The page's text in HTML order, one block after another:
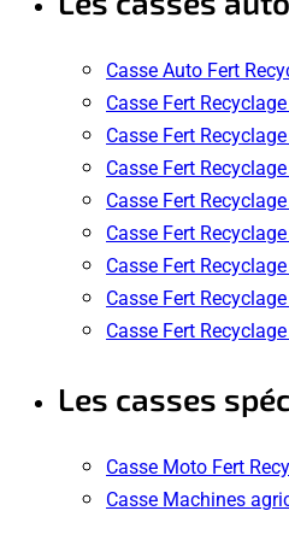
Casse Auto Fert
Casse Fert
Casse Fert
Casse Fert
Casse Fert
Casse Fert
Casse Fert
Casse Fert
Casse Fert
Les casses
Casse Moto Fert
Casse Machines